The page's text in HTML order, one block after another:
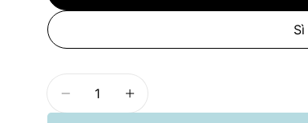
Sì
Diminuisci la quantità per
Aumenta la quantità per